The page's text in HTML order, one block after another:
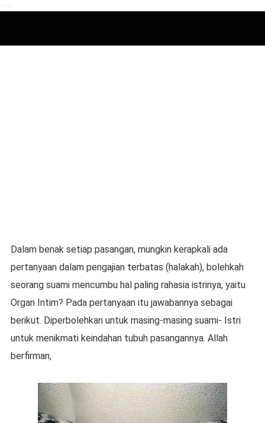
Dalam benak setiap pasangan, mungkin kerapkali ada
pertanyaan dalam pengajian terbatas (halakah), bolehkah
seorang suami mencumbu hal paling rahasia istrinya, yaitu
Organ Intim? Pada pertanyaan itu jawabannya sebagai
berikut. Diperbolehkan untuk masing-masing suami- Istri
untuk menikmati keindahan tubuh pasangannya. Allah
berfirman,